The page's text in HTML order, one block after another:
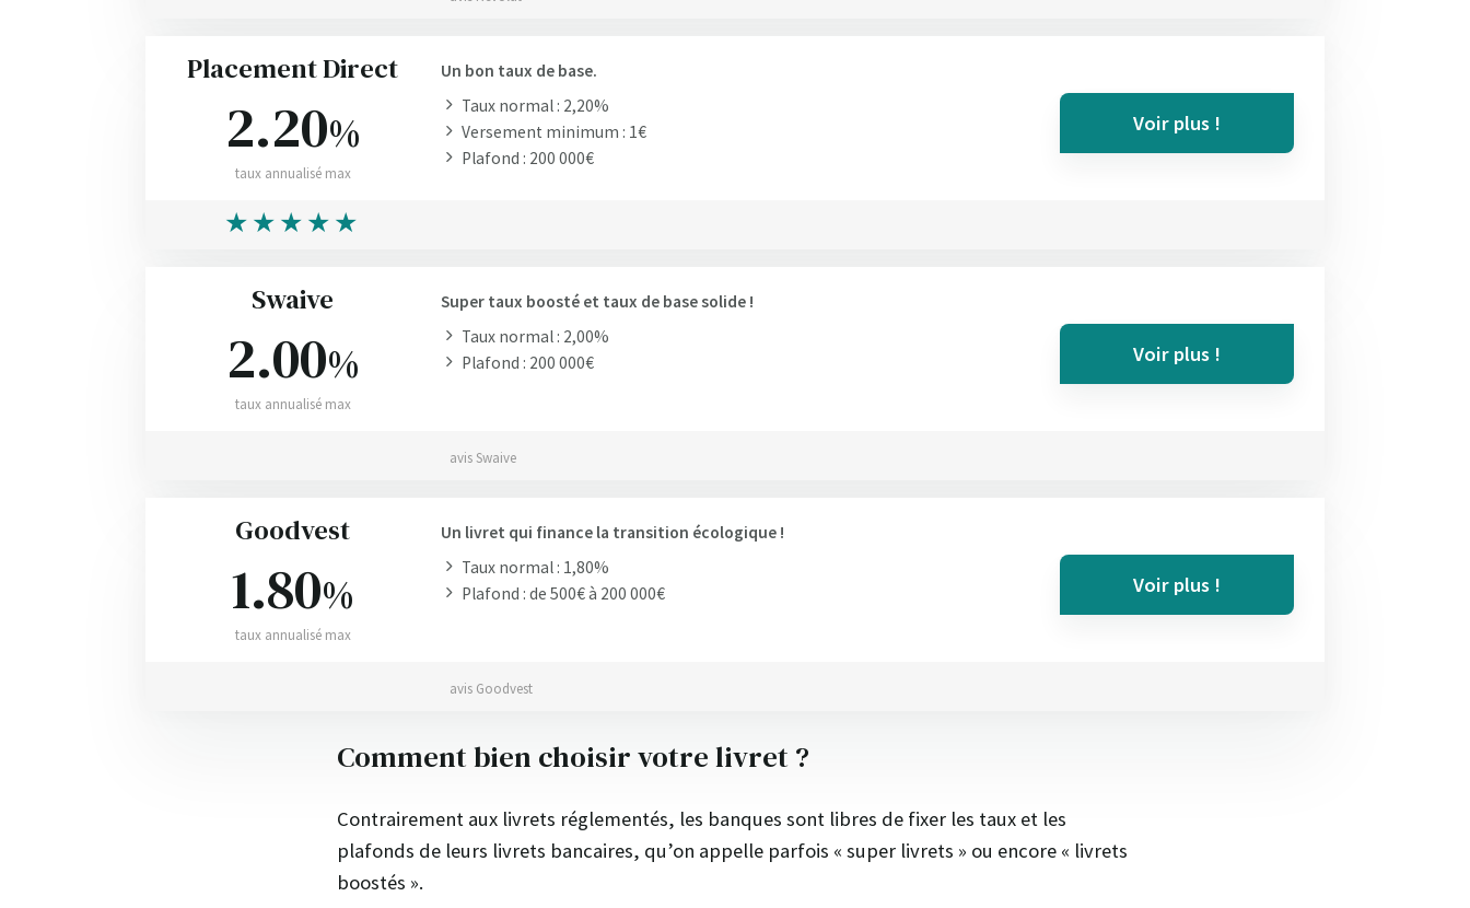
2.20%
taux annualisé max
Placement Direct
Un bon taux de base.
Taux normal : 2,20%
Versement minimum : 1€
Plafond : 200 000€
Voir plus !
2.00%
taux annualisé max
Swaive
Super taux boosté et taux de base solide !
Taux normal : 2,00%
Plafond : 200 000€
Voir plus !
avis Swaive
1.80%
taux annualisé max
Goodvest
Un livret qui finance la transition écologique !
Taux normal : 1,80%
Plafond : de 500€ à 200 000€
Voir plus !
avis Goodvest
Comment bien choisir votre livret ?
Contrairement aux livrets réglementés, les banques sont libres de fixer les taux et les
plafonds de leurs livrets bancaires, qu’on appelle parfois « super livrets » ou encore « livrets
boostés ».